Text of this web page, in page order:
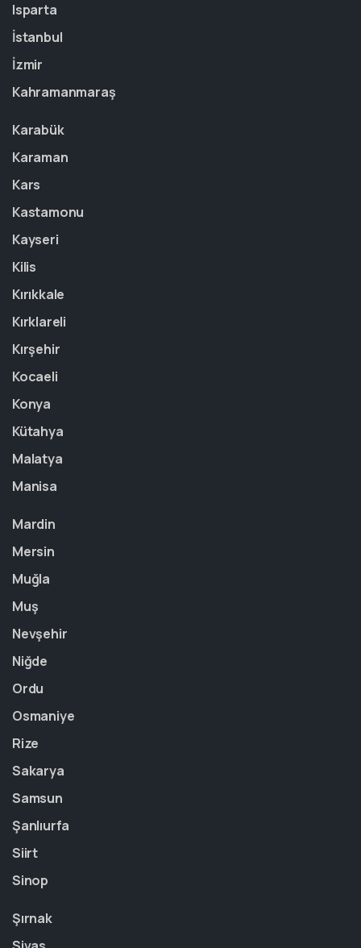
Isparta
İstanbul
İzmir
Kahramanmaraş
Karabük
Karaman
Kars
Kastamonu
Kayseri
Kilis
Kırıkkale
Kırklareli
Kırşehir
Kocaeli
Konya
Kütahya
Malatya
Manisa
Mardin
Mersin
Muğla
Muş
Nevşehir
Niğde
Ordu
Osmaniye
Rize
Sakarya
Samsun
Şanlıurfa
Siirt
Sinop
Şırnak